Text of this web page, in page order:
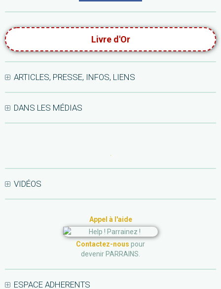
Livre d'Or
ARTICLES, PRESSE, INFOS, LIENS
DANS LES MÉDIAS
VIDÉOS
Appel à l'aide
Contactez-nous pour
devenir PARRAINS.
ESPACE ADHERENTS